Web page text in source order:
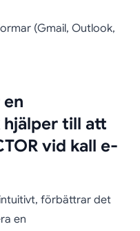
(Gmail, Outlook,
till att
vid kall e-
förbättrar det
en